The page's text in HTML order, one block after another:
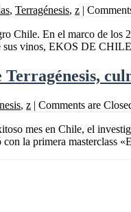
, Terragénesis, z |
Chile. En el marco de los
vinos, EKOS DE
, z | Comments are
mes en Chile, el
la primera masterclass